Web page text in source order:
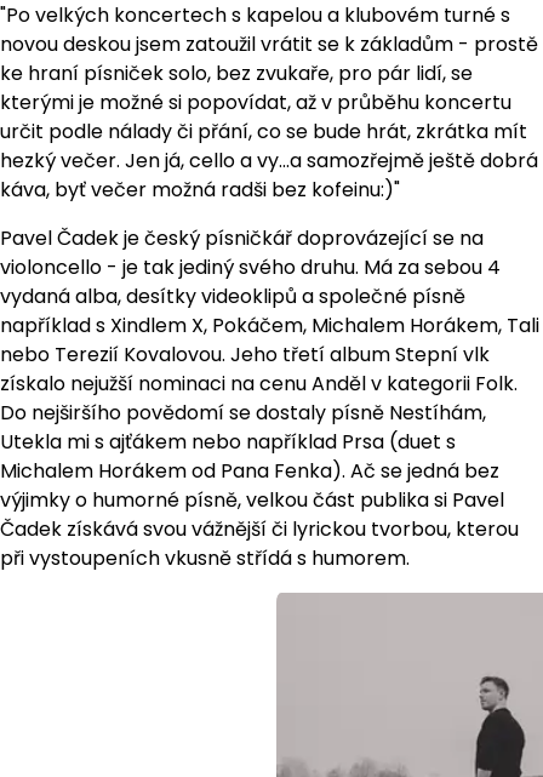
"Po velkých koncertech s kapelou a klubovém turné s
novou deskou jsem zatoužil vrátit se k základům - prostě
ke hraní písniček solo, bez zvukaře, pro pár lidí, se
kterými je možné si popovídat, až v průběhu koncertu
určit podle nálady či přání, co se bude hrát, zkrátka mít
hezký večer. Jen já, cello a vy...a samozřejmě ještě dobrá
káva, byť večer možná radši bez kofeinu:)"
Pavel Čadek je český písničkář doprovázející se na
violoncello - je tak jediný svého druhu. Má za sebou 4
vydaná alba, desítky videoklipů a společné písně
například s Xindlem X, Pokáčem, Michalem Horákem, Tali
nebo Terezií Kovalovou. Jeho třetí album Stepní vlk
získalo nejužší nominaci na cenu Anděl v kategorii Folk.
Do nejširšího povědomí se dostaly písně Nestíhám,
Utekla mi s ajťákem nebo například Prsa (duet s
Michalem Horákem od Pana Fenka). Ač se jedná bez
výjimky o humorné písně, velkou část publika si Pavel
Čadek získává svou vážnější či lyrickou tvorbou, kterou
při vystoupeních vkusně střídá s humorem.